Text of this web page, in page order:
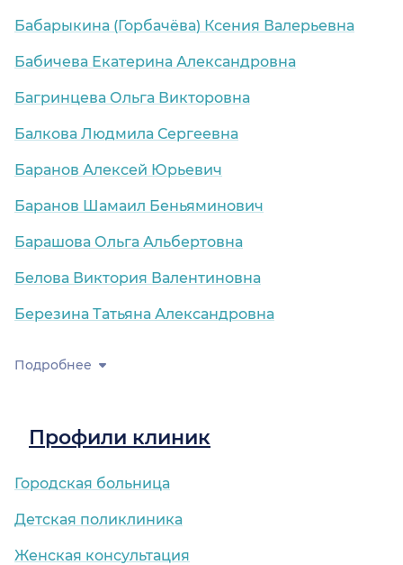
Бабарыкина (Горбачёва) Ксения Валерьевна
Бабичева Екатерина Александровна
Багринцева Ольга Викторовна
Балкова Людмила Сергеевна
Баранов Алексей Юрьевич
Баранов Шамаил Беньяминович
Барашова Ольга Альбертовна
Белова Виктория Валентиновна
Березина Татьяна Александровна
Подробнее
Профили клиник
Городская больница
Детская поликлиника
Женская консультация